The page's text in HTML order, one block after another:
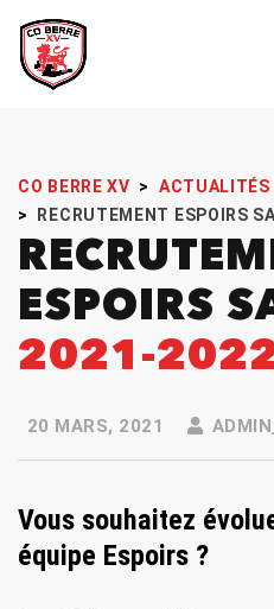
CO BERRE XV > ACTUALITÉS
>
RECRUTEMENT ESPOIRS
ESPOIRS
2021-
20 MARS, 2021
Vous souhaitez
équipe Espoirs ?